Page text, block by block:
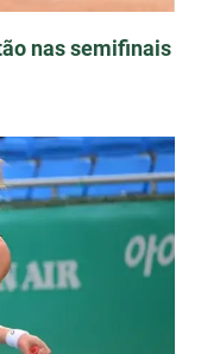
nas semifinais